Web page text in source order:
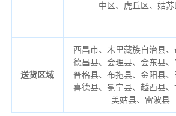
中区、虎丘区、姑苏
送货区域
西昌市、木里藏族自治县、
德昌县、会理县、会东县、
普格县、布拖县、金阳县、
喜德县、冕宁县、越西县、
美姑县、雷波县